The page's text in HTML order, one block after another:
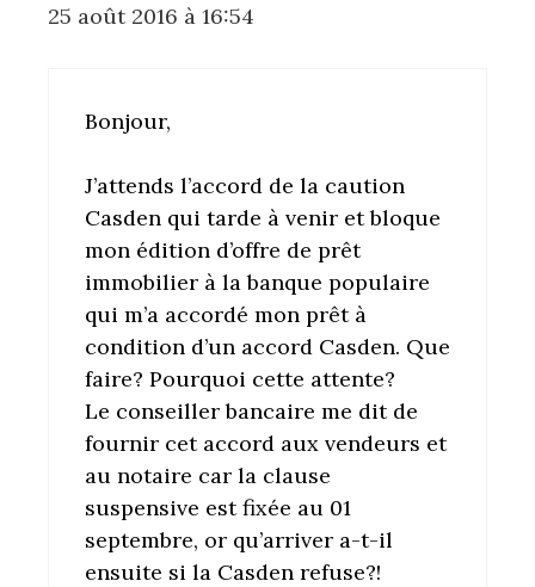
25 août 2016 à 16:54
Bonjour,
J’attends l’accord de la caution
Casden qui tarde à venir et bloque
mon édition d’offre de prêt
immobilier à la banque populaire
qui m’a accordé mon prêt à
condition d’un accord Casden. Que
faire? Pourquoi cette attente?
Le conseiller bancaire me dit de
fournir cet accord aux vendeurs et
au notaire car la clause
suspensive est fixée au 01
septembre, or qu’arriver a-t-il
ensuite si la Casden refuse?!